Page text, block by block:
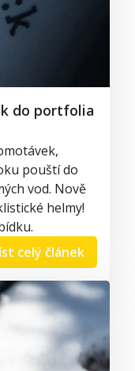
do portfolia
pouští do
vod. Nově
helmy!
celý článek